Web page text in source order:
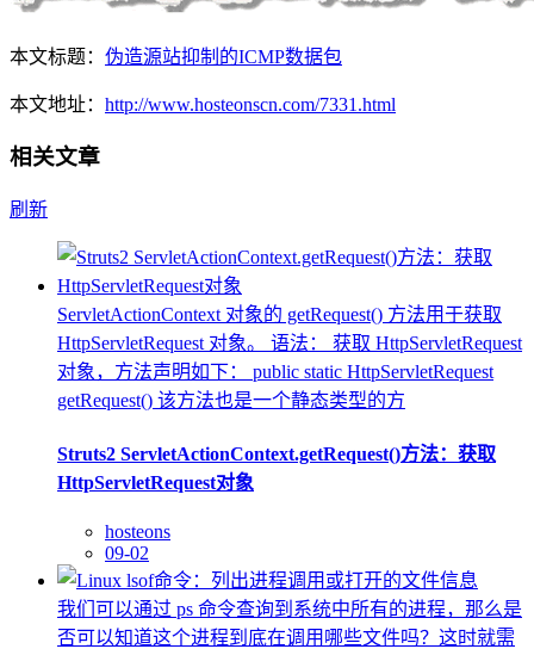
本文标题： 伪造源站抑制的ICMP数据包
本文地址： http://www.hosteonscn.com/7331.html
相关文章
刷新
ServletActionContext 对象的 getRequest() 方法用于获取
HttpServletRequest 对象。 语法： 获取 HttpServletRequest
对象，方法声明如下： public static HttpServletRequest
getRequest() 该方法也是一个静态类型的方
Struts2 ServletActionContext.getRequest()方法：获取
HttpServletRequest对象
hosteons
09-02
我们可以通过 ps 命令查询到系统中所有的进程，那么是
否可以知道这个进程到底在调用哪些文件吗？这时就需